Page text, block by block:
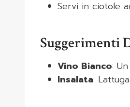
Servi in ciotole
Suggerimenti
Vino Bianco:
Insalata: